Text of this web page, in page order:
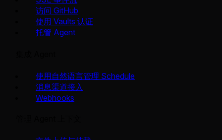
访问 GitHub
使用 Vaults 认证
托管 Agent
使用自然语言管理 Schedule
消息渠道接入
Webhooks